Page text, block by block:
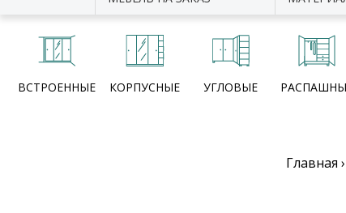
ВСТРОЕННЫЕ КОРПУСНЫЕ УГЛОВЫЕ
Главная ›